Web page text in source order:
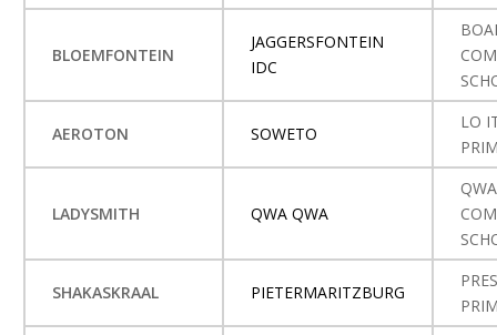
BLOEMFONTEIN
JAGGERSFONTEIN
IDC
AEROTON SOWETO
LO
LADYSMITH QWA QWA
SHAKASKRAAL PIETERMARITZBURG